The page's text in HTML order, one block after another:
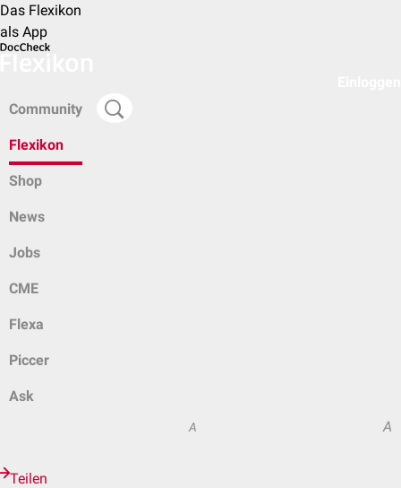
Das Flexikon
als App
Community
Flexikon
Shop
News
Jobs
CME
Flexa
Piccer
Ask
A A
Teilen